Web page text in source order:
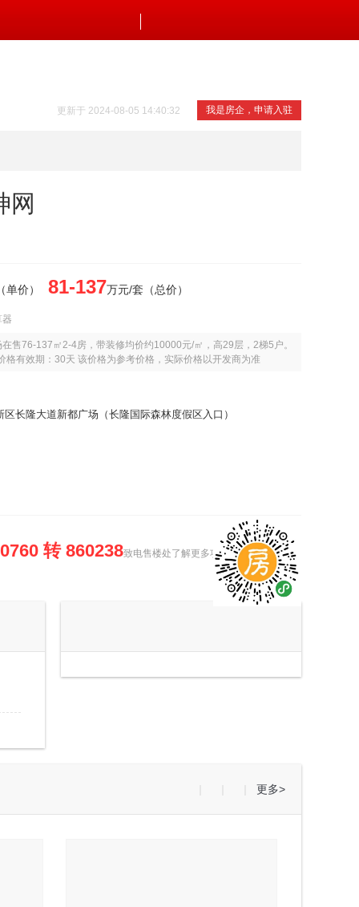
我是房企，申请入驻
更新于 2024-08-05 14:40:32
网
单价） 81-137万元/套（总价）
器
售76-137㎡2-4房，带装修均价约10000元/㎡，高29层，2梯5户。
格有效期：30天 该价格为参考价格，实际价格以开发商为准
长隆大道新都广场（长隆国际森林度假区入口）
转 860238致电售楼处了解更多项目信息
更多>